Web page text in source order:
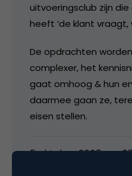
uitvoeringsclub zijn
heeft ‘de klant vraagt,
De opdrachten
complexer, het
gaat omhoog & hun
daarmee gaan ze,
eisen stellen.
5 oktober 2005 om